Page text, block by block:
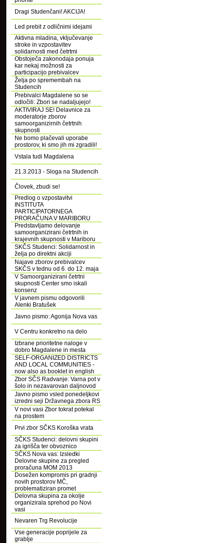
Dragi Studenčani! AKCIJA!
Led prebit z odličnimi idejami
Aktivna mladina, vključevanje
stroke in vzpostavitev
solidarnosti med četrtmi
Obstoječa zakonodaja ponuja
kar nekaj možnosti za
participacijo prebivalcev
Želja po spremembah na
Studencih
Prebivalci Magdalene so se
odločili: Zbori se nadaljujejo!
AKTIVIRAJ SE! Delavnice za
moderatorje zborov
samoorganizirnih četrtnih
skupnosti
Ne bomo plačevali uporabe
prostorov, ki smo jih mi zgradili!
Vstala tudi Magdalena
21.3.2013 - Sloga na Studencih
Človek, zbudi se!
Predlog o vzpostavitvi
INSTITUTA
PARTICIPATORNEGA
PRORAČUNA V MARIBORU
Predstavljamo delovanje
samoorganizirani četrtnih in
krajevnih skupnosti v Mariboru
SKČS Studenci: Solidarnost in
želja po direktni akciji
Najave zborov prebivalcev
SKČS v tednu od 6. do 12. maja
V Samoorganizirani četrtni
skupnosti Center smo iskali
konsenz
V javnem pismu odgovorili
Alenki Bratušek
Javno pismo: Agonija Nova vas
V Centru konkretno na delo
Izbrane prioritetne naloge v
dobro Magdalene in mesta
SELF-ORGANIZED DISTRICTS
AND LOCAL COMMUNITIES -
now also as booklet in english
Zbor SČS Radvanje: Varna pot v
šolo in nezavarovan daljnovod
Javno pismo vsled ponedeljkovi
izredni seji Državnega zbora RS
V novi vasi Zbor tokrat potekal
na prostem
Prvi zbor SČKS Koroška vrata
SČKS Studenci: delovni skupini
za igrišča ter obvoznico
SČKS Nova vas: Izsledki
Delovne skupine za pregled
proračuna MOM 2013
Dosežen kompromis pri gradnji
novih prostorov MČ,
problematiziran promet
Delovna skupina za okolje
organizirala sprehod po Novi
vasi
Nevaren Trg Revolucije
Vse generacije poprijele za
grablje